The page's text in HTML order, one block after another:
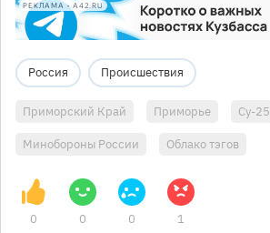
РЕКЛАМА • A42.RU
Россия Происшествия
Приморский Край Приморье Су-25
Минобороны России Облако тэгов
0 0 0 1